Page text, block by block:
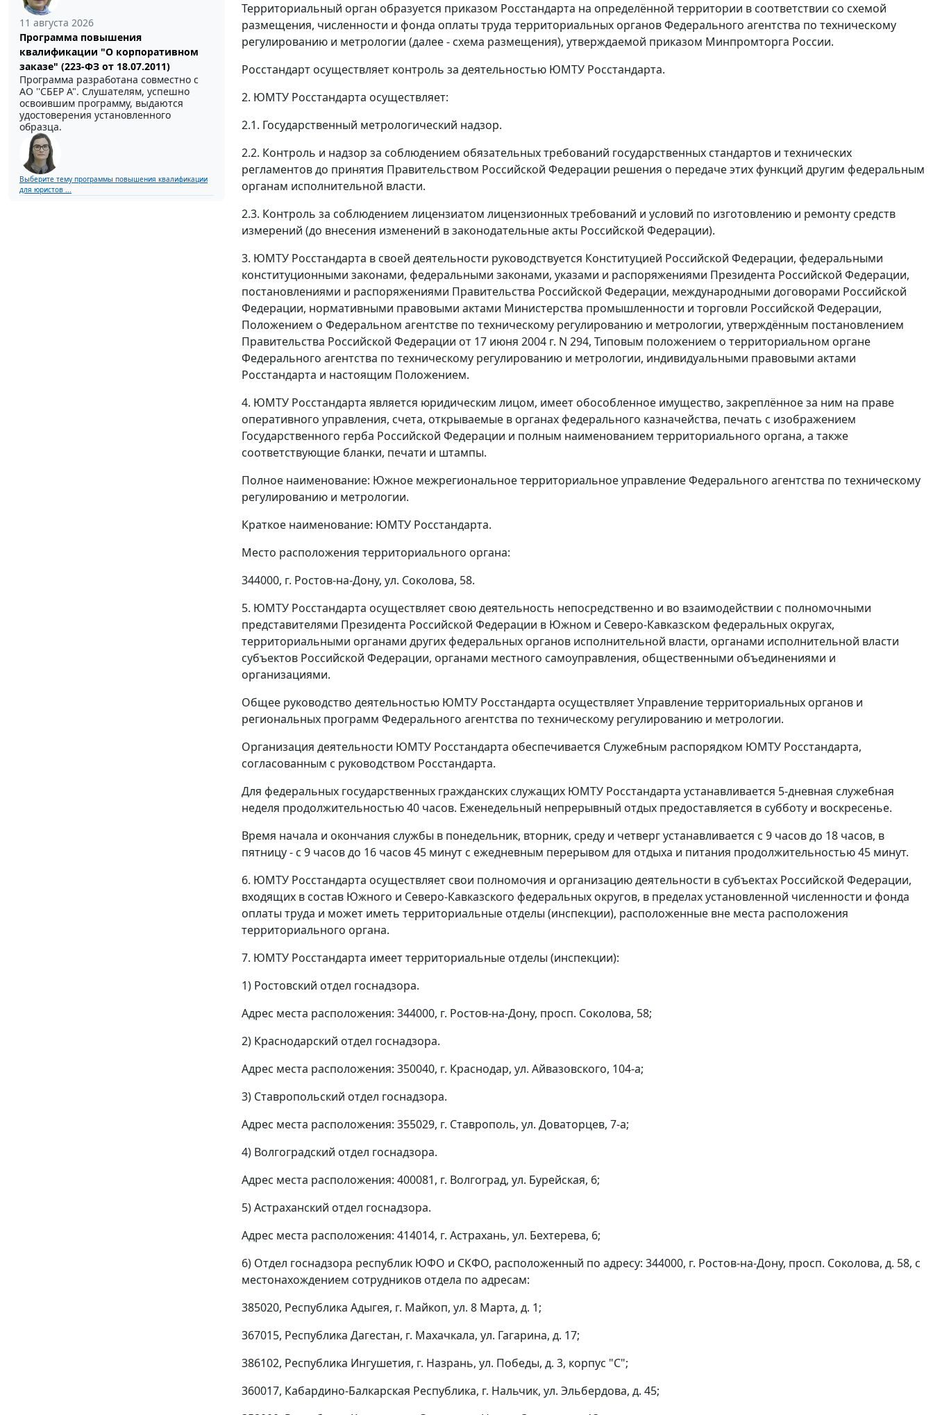
11 августа 2026
Программа повышения
квалификации "О корпоративном
заказе" (223-ФЗ от 18.07.2011)
Программа разработана совместно с
АО ''СБЕР А". Слушателям, успешно
освоившим программу, выдаются
удостоверения установленного
образца.
Выберите тему программы повышения квалификации
для юристов ...
Территориальный орган образуется приказом Росстандарта на определённой территории в соответствии со схемой
размещения, численности и фонда оплаты труда территориальных органов Федерального агентства по техническому
регулированию и метрологии (далее - схема размещения), утверждаемой приказом Минпромторга России.
Росстандарт осуществляет контроль за деятельностью ЮМТУ Росстандарта.
2. ЮМТУ Росстандарта осуществляет:
2.1. Государственный метрологический надзор.
2.2. Контроль и надзор за соблюдением обязательных требований государственных стандартов и технических
регламентов до принятия Правительством Российской Федерации решения о передаче этих функций другим федеральным
органам исполнительной власти.
2.3. Контроль за соблюдением лицензиатом лицензионных требований и условий по изготовлению и ремонту средств
измерений (до внесения изменений в законодательные акты Российской Федерации).
3. ЮМТУ Росстандарта в своей деятельности руководствуется Конституцией Российской Федерации, федеральными
конституционными законами, федеральными законами, указами и распоряжениями Президента Российской Федерации,
постановлениями и распоряжениями Правительства Российской Федерации, международными договорами Российской
Федерации, нормативными правовыми актами Министерства промышленности и торговли Российской Федерации,
Положением о Федеральном агентстве по техническому регулированию и метрологии, утверждённым постановлением
Правительства Российской Федерации от 17 июня 2004 г. N 294, Типовым положением о территориальном органе
Федерального агентства по техническому регулированию и метрологии, индивидуальными правовыми актами
Росстандарта и настоящим Положением.
4. ЮМТУ Росстандарта является юридическим лицом, имеет обособленное имущество, закреплённое за ним на праве
оперативного управления, счета, открываемые в органах федерального казначейства, печать с изображением
Государственного герба Российской Федерации и полным наименованием территориального органа, а также
соответствующие бланки, печати и штампы.
Полное наименование: Южное межрегиональное территориальное управление Федерального агентства по техническому
регулированию и метрологии.
Краткое наименование: ЮМТУ Росстандарта.
Место расположения территориального органа:
344000, г. Ростов-на-Дону, ул. Соколова, 58.
5. ЮМТУ Росстандарта осуществляет свою деятельность непосредственно и во взаимодействии с полномочными
представителями Президента Российской Федерации в Южном и Северо-Кавказском федеральных округах,
территориальными органами других федеральных органов исполнительной власти, органами исполнительной власти
субъектов Российской Федерации, органами местного самоуправления, общественными объединениями и
организациями.
Общее руководство деятельностью ЮМТУ Росстандарта осуществляет Управление территориальных органов и
региональных программ Федерального агентства по техническому регулированию и метрологии.
Организация деятельности ЮМТУ Росстандарта обеспечивается Служебным распорядком ЮМТУ Росстандарта,
согласованным с руководством Росстандарта.
Для федеральных государственных гражданских служащих ЮМТУ Росстандарта устанавливается 5-дневная служебная
неделя продолжительностью 40 часов. Еженедельный непрерывный отдых предоставляется в субботу и воскресенье.
Время начала и окончания службы в понедельник, вторник, среду и четверг устанавливается с 9 часов до 18 часов, в
пятницу - с 9 часов до 16 часов 45 минут с ежедневным перерывом для отдыха и питания продолжительностью 45 минут.
6. ЮМТУ Росстандарта осуществляет свои полномочия и организацию деятельности в субъектах Российской Федерации,
входящих в состав Южного и Северо-Кавказского федеральных округов, в пределах установленной численности и фонда
оплаты труда и может иметь территориальные отделы (инспекции), расположенные вне места расположения
территориального органа.
7. ЮМТУ Росстандарта имеет территориальные отделы (инспекции):
1) Ростовский отдел госнадзора.
Адрес места расположения: 344000, г. Ростов-на-Дону, просп. Соколова, 58;
2) Краснодарский отдел госнадзора.
Адрес места расположения: 350040, г. Краснодар, ул. Айвазовского, 104-а;
3) Ставропольский отдел госнадзора.
Адрес места расположения: 355029, г. Ставрополь, ул. Доваторцев, 7-а;
4) Волгоградский отдел госнадзора.
Адрес места расположения: 400081, г. Волгоград, ул. Бурейская, 6;
5) Астраханский отдел госнадзора.
Адрес места расположения: 414014, г. Астрахань, ул. Бехтерева, 6;
6) Отдел госнадзора республик ЮФО и СКФО, расположенный по адресу: 344000, г. Ростов-на-Дону, просп. Соколова, д. 58, с
местонахождением сотрудников отдела по адресам:
385020, Республика Адыгея, г. Майкоп, ул. 8 Марта, д. 1;
367015, Республика Дагестан, г. Махачкала, ул. Гагарина, д. 17;
386102, Республика Ингушетия, г. Назрань, ул. Победы, д. 3, корпус "С";
360017, Кабардино-Балкарская Республика, г. Нальчик, ул. Эльбердова, д. 45;